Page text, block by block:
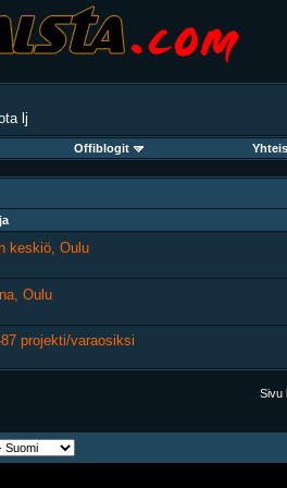
lj
Offiblogit
keskiö, Oulu
Oulu
projekti/varaosiksi
Sivu